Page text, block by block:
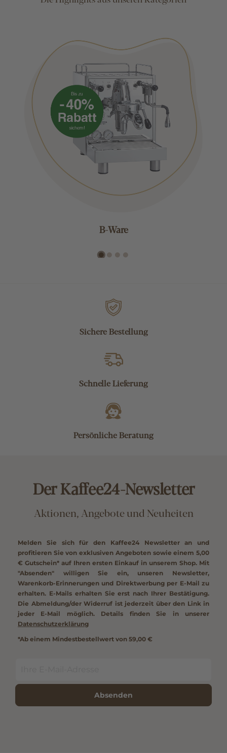
B-Ware
Sichere Bestellung
Schnelle Lieferung
Persönliche Beratung
Der Kaffee24-Newsletter
Aktionen, Angebote und Neuheiten
Melden Sie sich für den Kaffee24 Newsletter an und
profitieren Sie von exklusiven Angeboten sowie einem 5,00
€ Gutschein* auf Ihren ersten Einkauf in unserem Shop. Mit
"Absenden" willigen Sie ein, unseren Newsletter,
Warenkorb-Erinnerungen und Direktwerbung per E-Mail zu
erhalten. E-Mails erhalten Sie erst nach Ihrer Bestätigung.
Die Abmeldung/der Widerruf ist jederzeit über den Link in
jeder E-Mail möglich. Details finden Sie in unserer
Datenschutzerklärung
*Ab einem Mindestbestellwert von 59,00 €
Absenden